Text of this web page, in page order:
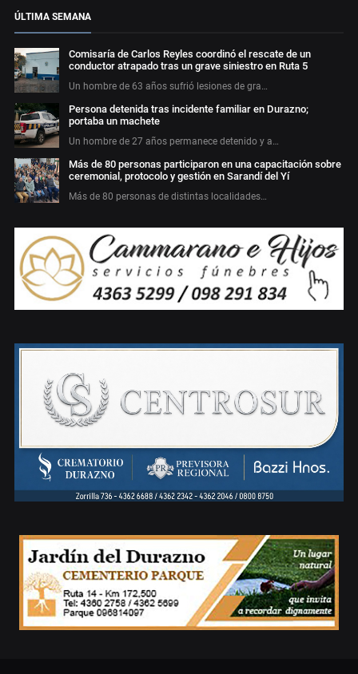
ÚLTIMA SEMANA
Comisaría de Carlos Reyles coordinó el rescate de un
conductor atrapado tras un grave siniestro en Ruta 5
Un hombre de 63 años sufrió lesiones de gra…
Persona detenida tras incidente familiar en Durazno;
portaba un machete
Un hombre de 27 años permanece detenido y a…
Más de 80 personas participaron en una capacitación sobre
ceremonial, protocolo y gestión en Sarandí del Yí
Más de 80 personas de distintas localidades…